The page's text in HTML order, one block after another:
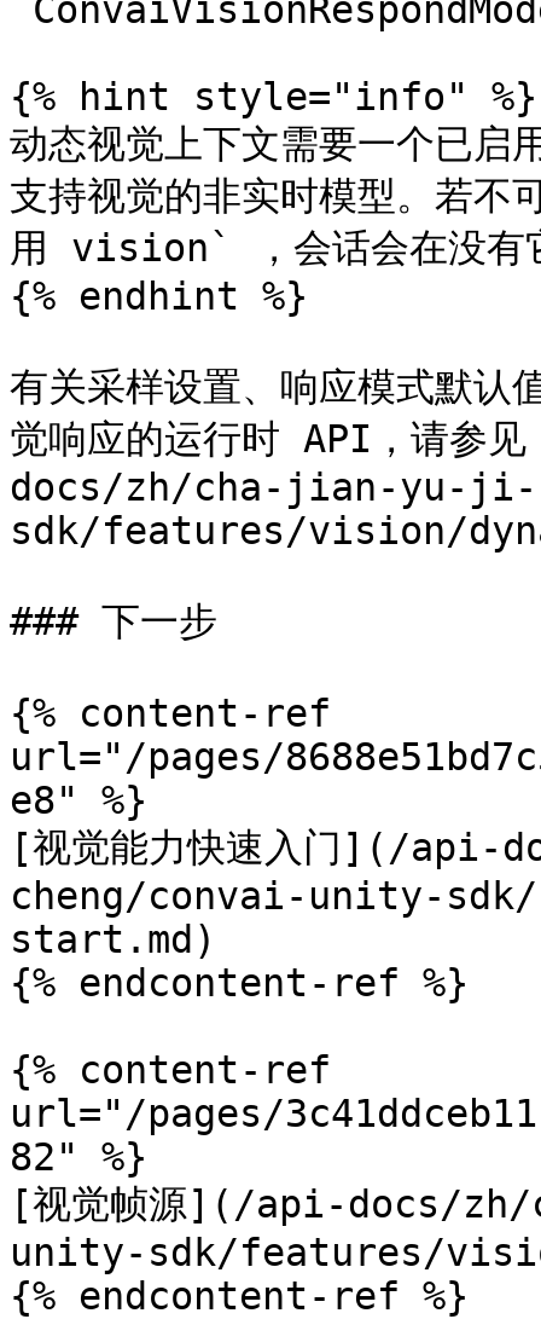
{% hint style="info" %}
动态视觉上下文需要一个已
支持视觉的非实时模型。若
用 vision` ，会话会在没有
{% endhint %}
有关采样设置、响应模式默认
觉响应的运行时 API，请
docs/zh/cha-jian-yu-ji-
sdk/features/vision/
### 下一步
{% content-ref
url="/pages/
e8" %}
[视觉能力快速入门](/
cheng/convai-unity-
start.md)
{% endcontent-ref %}
{% content-ref
url="/pages/
82" %}
[视觉帧源](/api-docs/
unity-sdk/features/
{% endcontent-ref %}